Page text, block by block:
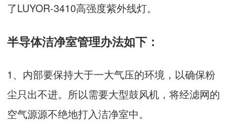
了LUYOR-3410高强度紫外线灯。
半导体洁净室管理办法如下：
1、内部要保持大于一大气压的环境，以确保粉
尘只出不进。所以需要大型鼓风机，将经滤网的
空气源源不绝地打入洁净室中。